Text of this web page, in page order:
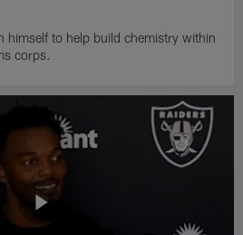
himself to help build chemistry within
corps.